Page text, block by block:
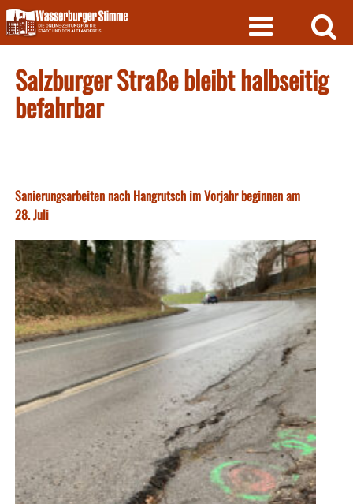
Skip
to
content
Salzburger Straße bleibt halbseitig
befahrbar
Sanierungsarbeiten nach Hangrutsch im Vorjahr beginnen am
28. Juli